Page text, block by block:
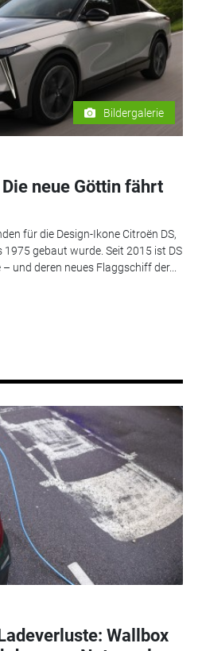
Bildergalerie
neue Göttin fährt
für die Design-Ikone Citroën DS,
1975 gebaut wurde. Seit 2015 ist DS
und deren neues Flaggschiff der...
Wallbox